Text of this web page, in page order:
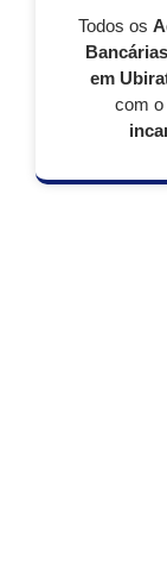
Todos os
Bancárias
em
com o